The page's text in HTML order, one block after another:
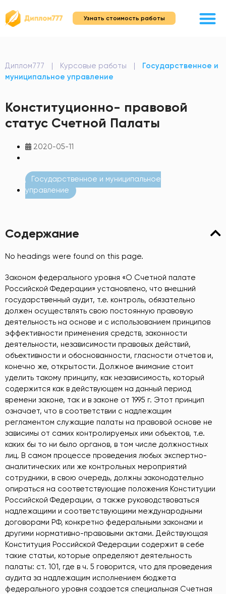
Узнать стоимость работы
Диплом777 | Курсовые работы |
Государственное и
муниципальное управление
Конституционно- правовой
статус Счетной Палаты
2020-05-11
Государственное и муниципальное
управление
Содержание
No headings were found on this page.
Законом федерального уровня «О Счетной палате
Российской Федерации» установлено, что внешний
государственный аудит, т.е. контроль, обязательно
должен осуществлять свою постоянную правовую
деятельность на основе и с использованием принципов
эффективности применения средств, законности
деятельности, независимости правовых действий,
объективности и обоснованности, гласности отчетов и,
конечно же, открытости. Должное внимание стоит
уделить такому принципу, как независимость, который
содержится как в действующем на данный период
времени законе, так и в законе от 1995 г. Этот принцип
означает, что в соответствии с надлежащим
регламентом служащие палаты на правовой основе не
зависимы от самих контролируемых ими объектов, т.е.
каких бы то ни было органов, в том числе должностных
лиц. В самом процессе проведения любых экспертно-
аналитических или же контрольных мероприятий
сотрудники, в свою очередь, должны законодательно
опираться на соответствующие положения Конституции
Российской Федерации, а также руководствоваться
надлежащими и соответствующими международными
договорами РФ, конкретно федеральными законами и
другими нормативно-правовыми актами. Действующая
Конституция Российской Федерации содержит в себе
такие статьи, которые определяют деятельность
палаты: ст. 101, где в ч. 5 говорится, что для проведения
аудита за надлежащим исполнением бюджета
федерального уровня создается специальная Счетная